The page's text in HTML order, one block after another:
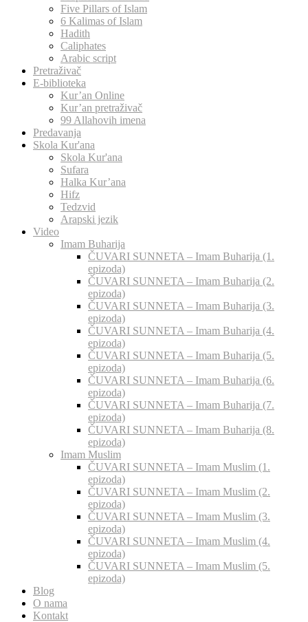
Five Pillars of Islam
6 Kalimas of Islam
Hadith
Caliphates
Arabic script
Pretraživač
E-biblioteka
Kur’an Online
Kur’an pretraživač
99 Allahovih imena
Predavanja
Skola Kur'ana
Skola Kur'ana
Sufara
Halka Kur’ana
Hifz
Tedzvid
Arapski jezik
Video
Imam Buharija
ČUVARI SUNNETA – Imam Buharija (1.
epizoda)
ČUVARI SUNNETA – Imam Buharija (2.
epizoda)
ČUVARI SUNNETA – Imam Buharija (3.
epizoda)
ČUVARI SUNNETA – Imam Buharija (4.
epizoda)
ČUVARI SUNNETA – Imam Buharija (5.
epizoda)
ČUVARI SUNNETA – Imam Buharija (6.
epizoda)
ČUVARI SUNNETA – Imam Buharija (7.
epizoda)
ČUVARI SUNNETA – Imam Buharija (8.
epizoda)
Imam Muslim
ČUVARI SUNNETA – Imam Muslim (1.
epizoda)
ČUVARI SUNNETA – Imam Muslim (2.
epizoda)
ČUVARI SUNNETA – Imam Muslim (3.
epizoda)
ČUVARI SUNNETA – Imam Muslim (4.
epizoda)
ČUVARI SUNNETA – Imam Muslim (5.
epizoda)
Blog
O nama
Kontakt